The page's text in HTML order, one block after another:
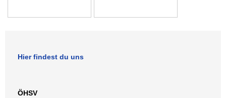
Hier findest du uns
ÖHSV